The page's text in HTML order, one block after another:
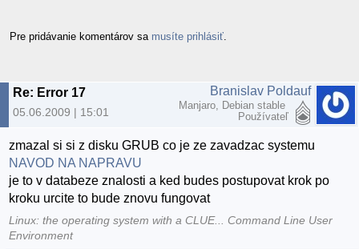
Pre pridávanie komentárov sa musíte prihlásiť
Re: Error 17
05.06.2009 | 15:01
Branislav Poldauf
Manjaro, Debian stable
Používateľ
zmazal si si z disku GRUB co je ze zavadzac systemu
NAVOD NA NAPRAVU
je to v databeze znalosti a ked budes postupovat krok po
kroku urcite to bude znovu fungovat
Linux: the operating system with a CLUE... Command Line User
Environment